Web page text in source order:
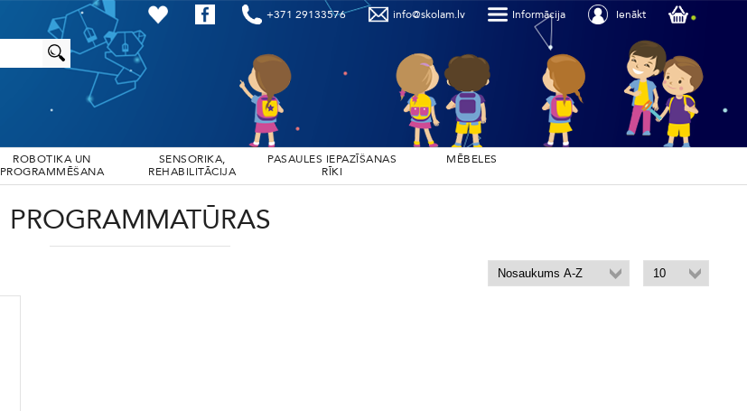
+371 29133576 info@skolam.lv Informācija Ienākt
ROBOTIKA UN
PROGRAMMĒŠANA
SENSORIKA,
REHABILITĀCIJA
PASAULES IEPAZĪŠANAS
RĪKI
MĒBELES
PROGRAMMATŪRAS